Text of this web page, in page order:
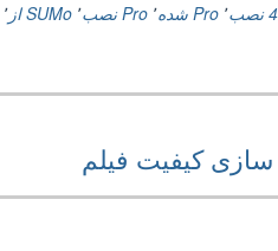
٬ Pro شده ٬ Pro نصب ٬ SUMo از ٬